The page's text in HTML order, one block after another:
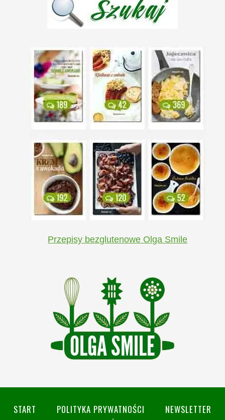
Przepisy bezglutenowe Olga Smile
START POLITYKA PRYWATNOŚCI
NEWSLETTER